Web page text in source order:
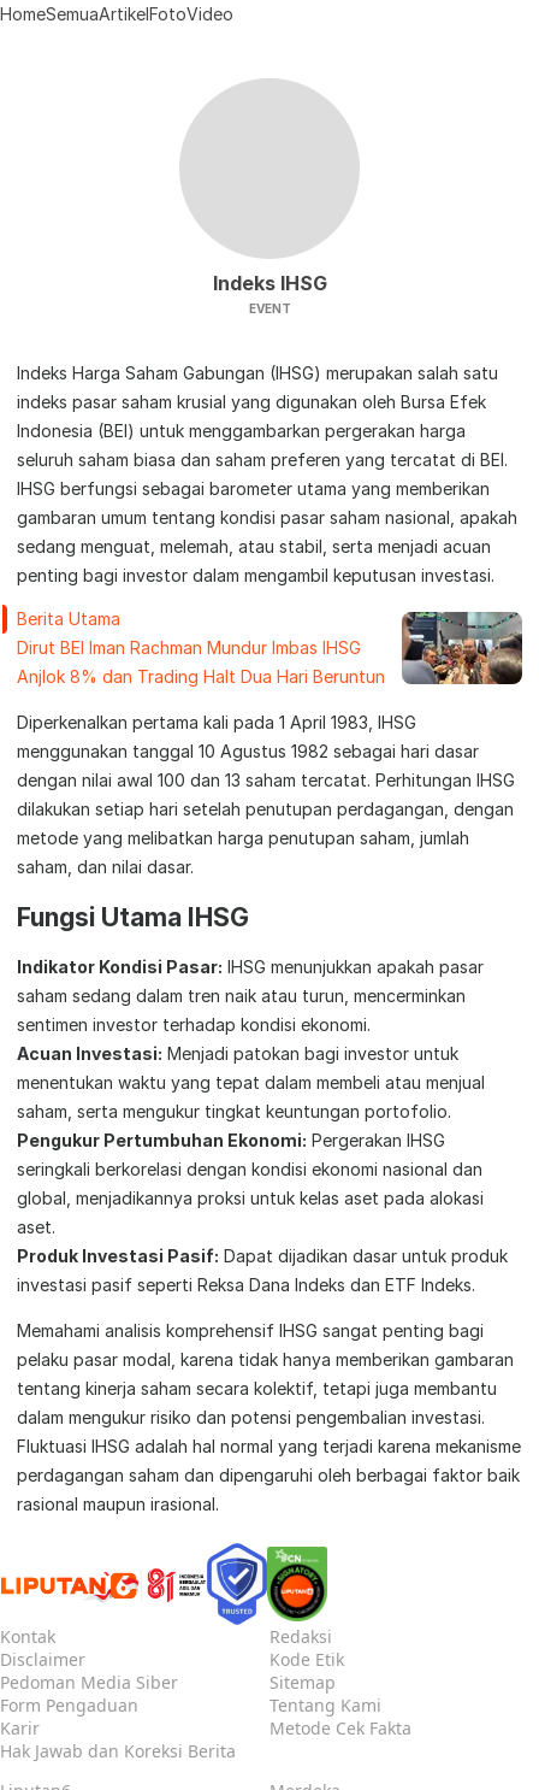
HomeSemuaArtikelFotoVideo
Indeks IHSG
EVENT
Indeks Harga Saham Gabungan (IHSG) merupakan salah satu
indeks pasar saham krusial yang digunakan oleh Bursa Efek
Indonesia (BEI) untuk menggambarkan pergerakan harga
seluruh saham biasa dan saham preferen yang tercatat di BEI.
IHSG berfungsi sebagai barometer utama yang memberikan
gambaran umum tentang kondisi pasar saham nasional, apakah
sedang menguat, melemah, atau stabil, serta menjadi acuan
penting bagi investor dalam mengambil keputusan investasi.
Berita Utama
Dirut BEI Iman Rachman Mundur Imbas IHSG
Anjlok 8% dan Trading Halt Dua Hari Beruntun
Diperkenalkan pertama kali pada 1 April 1983, IHSG
menggunakan tanggal 10 Agustus 1982 sebagai hari dasar
dengan nilai awal 100 dan 13 saham tercatat. Perhitungan IHSG
dilakukan setiap hari setelah penutupan perdagangan, dengan
metode yang melibatkan harga penutupan saham, jumlah
saham, dan nilai dasar.
Fungsi Utama IHSG
Indikator Kondisi Pasar: IHSG menunjukkan apakah pasar
saham sedang dalam tren naik atau turun, mencerminkan
sentimen investor terhadap kondisi ekonomi.
Acuan Investasi: Menjadi patokan bagi investor untuk
menentukan waktu yang tepat dalam membeli atau menjual
saham, serta mengukur tingkat keuntungan portofolio.
Pengukur Pertumbuhan Ekonomi: Pergerakan IHSG
seringkali berkorelasi dengan kondisi ekonomi nasional dan
global, menjadikannya proksi untuk kelas aset pada alokasi
aset.
Produk Investasi Pasif: Dapat dijadikan dasar untuk produk
investasi pasif seperti Reksa Dana Indeks dan ETF Indeks.
Memahami analisis komprehensif IHSG sangat penting bagi
pelaku pasar modal, karena tidak hanya memberikan gambaran
tentang kinerja saham secara kolektif, tetapi juga membantu
dalam mengukur risiko dan potensi pengembalian investasi.
Fluktuasi IHSG adalah hal normal yang terjadi karena mekanisme
perdagangan saham dan dipengaruhi oleh berbagai faktor baik
rasional maupun irasional.
Kontak
Redaksi
Disclaimer
Kode Etik
Pedoman Media Siber
Sitemap
Form Pengaduan
Tentang Kami
Karir
Metode Cek Fakta
Hak Jawab dan Koreksi Berita